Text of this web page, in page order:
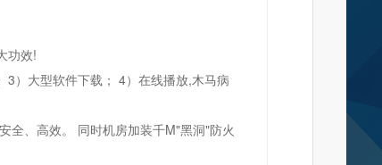
功效!
）大型软件下载； 4）在线播放,木马病
全、高效。 同时机房加装千M"黑洞"防火